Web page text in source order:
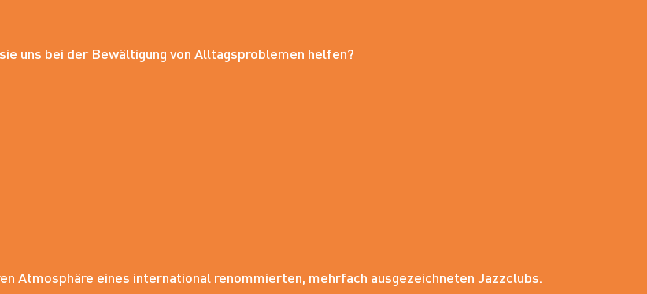
uns bei der Bewältigung von Alltagsproblemen helfen?
Atmosphäre eines international renommierten, mehrfach ausgezeichneten Jazzclubs.